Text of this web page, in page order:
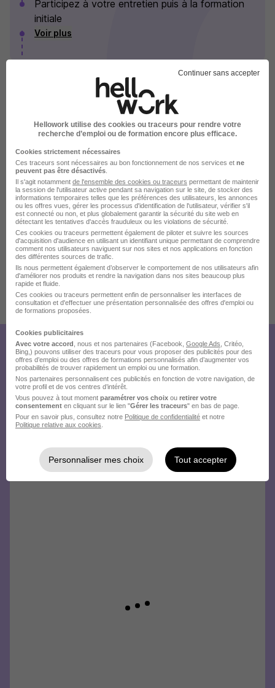
Participez à votre entretien puis à la formation
initiale
Voir plus
Les Sherpas en images
7 de plus
Publiée le 01/08/2026 - Réf : 3525473/28168802 PDM/75P
Créez votre compte Hellowork et
envoyez votre candidature !
Continuer sans accepter
Hellowork utilise des cookies ou traceurs pour rendre votre
recherche d’emploi ou de formation encore plus efficace.
Cookies strictement nécessaires
Ces traceurs sont nécessaires au bon fonctionnement de nos services et ne
peuvent pas être désactivés
Il s'agit notamment de l'ensemble des cookies ou traceurs permettant de maintenir
la session de l'utilisateur active pendant sa navigation sur le site, de stocker des
informations temporaires telles que les préférences des utilisateurs, les annonces
ou les offres vues, gérer les processus d'identification de l'utilisateur, vérifier s'il
est connecté ou non, et plus globalement garantir la sécurité du site web en
détectant les tentatives d'accès frauduleux ou les violations de sécurité.
Ces cookies ou traceurs permettent également de piloter et suivre les sources
d'acquisition d'audience en utilisant un identifiant unique permettant de comprendre
comment nos utilisateurs naviguent sur nos sites et nos applications en fonction
des différentes sources de trafic.
Ils nous permettent également d’observer le comportement de nos utilisateurs afin
d'améliorer nos produits et rendre la navigation dans nos sites beaucoup plus
rapide et fluide.
Ces cookies ou traceurs permettent enfin de personnaliser les interfaces de
consultation et d'effectuer une présentation personnalisée des offres d'emploi ou
de formations proposées.
Cookies publicitaires
Avec votre accord , nous et nos partenaires (Facebook, Google Ads , Critéo,
Bing,) pouvons utiliser des traceurs pour vous proposer des publicités pour des
offres d’emploi ou des offres de formations personnalisés afin d’augmenter vos
probabilités de trouver rapidement un emploi ou une formation.
Nos partenaires personnalisent ces publicités en fonction de votre navigation, de
votre profil et de vos centres d’intérêt.
Vous pouvez à tout moment paramétrer vos choix ou retirer votre
consentement en cliquant sur le lien "Gérer les traceurs" en bas de page.
Pour en savoir plus, consultez notre Politique de confidentialité et notre
Politique relative aux cookies
Personnaliser mes choix Tout accepter